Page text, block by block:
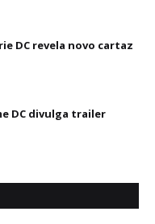
DC revela novo cartaz
DC divulga trailer